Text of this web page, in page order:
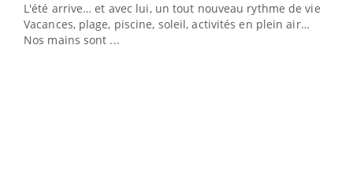
L'été arrive… et avec lui, un tout nouveau rythme de vie !
Vacances, plage, piscine, soleil, activités en plein air…
Nos mains sont ...